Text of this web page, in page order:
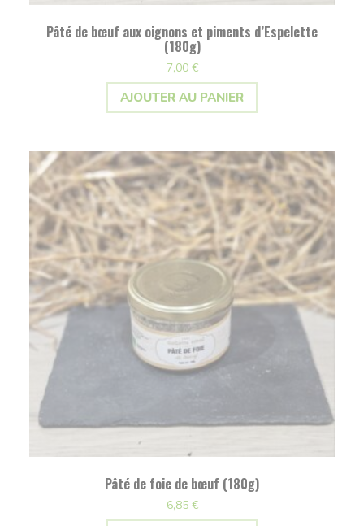
Pâté de bœuf aux oignons et piments d’Espelette
(180g)
7,00 €
AJOUTER AU PANIER
Pâté de foie de bœuf (180g)
6,85 €